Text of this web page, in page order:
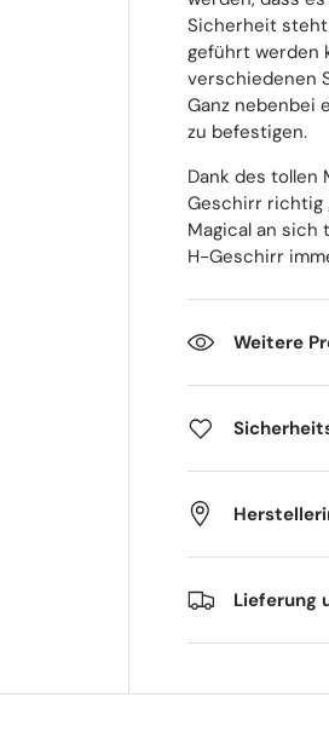
Sicherheit steht
geführt werden
verschiedenen
Ganz nebenbei
zu befestigen.
Dank des tollen
Geschirr richtig
Magical an sich
H-Geschirr
Weitere
Lieferung